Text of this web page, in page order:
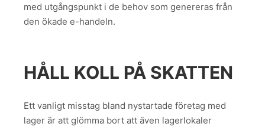
med utgångspunkt i de behov som genereras från
den ökade e-handeln.
HÅLL KOLL PÅ SKATTEN
Ett vanligt misstag bland nystartade företag med
lager är att glömma bort att även lagerlokaler